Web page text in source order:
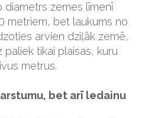
diametrs zemes līmenī
metriem, bet laukums no
arvien dziļāk zemē,
paliek tikai plaisas, kuru
metrus.
bet arī ledainu